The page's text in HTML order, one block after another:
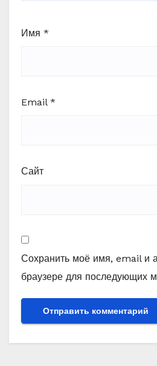
Имя *
Email *
Сайт
Сохранить моё имя, email и
браузере для последующих